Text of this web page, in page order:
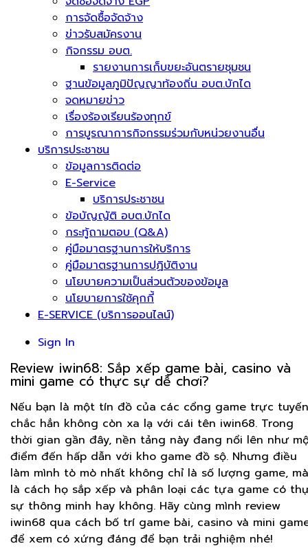
การจัดซื้อจัดจ้าง
ข่าวรับสมัครงาน
กิจกรรม อบต.
รายงานการเก็บขยะอันตรายชุมชน
ฐานข้อมูลภูมิปัญญาท้องถิ่น อบต.บักได
จดหมายข่าว
เรื่องร้องเรียนร้องทุกข์
การบูรณาการกิจกรรมร่วมกับหน่วยงานอื่น
บริการประชาชน
ข้อมูลการติดต่อ
E-Service
บริการประชาชน
ข้อบัญญัติ อบต.บักได
กระทู้ถามตอบ (Q&A)
คู่มือมาตรฐานการให้บริการ
คู่มือมาตรฐานการปฏิบัติงาน
นโยบายความเป็นส่วนตัวของข้อมูล
นโยบายการใช้คุกกี้
E-SERVICE (บริการออนไลน์)
Sign In
Review iwin68: Sắp xếp game bài, casino và
mini game có thực sự dễ chơi?
Nếu bạn là một tín đồ của các cổng game trực
chắc hẳn không còn xa lạ với cái tên iwin68. Trong
thời gian gần đây, nền tảng này đang nổi lên như
điểm đến hấp dẫn với kho game đồ sộ. Nhưng điều
làm mình tò mò nhất không chỉ là số lượng game, mà
là cách họ sắp xếp và phân loại các tựa game có
sự thông minh hay không. Hãy cùng mình review
iwin68 qua cách bố trí game bài, casino và mini
để xem có xứng đáng để bạn trải nghiệm nhé!